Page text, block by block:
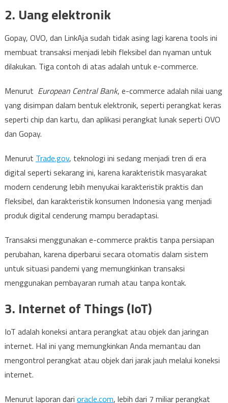
2. Uang elektronik
Gopay, OVO, dan LinkAja sudah tidak asing lagi karena tools ini
membuat transaksi menjadi lebih fleksibel dan nyaman untuk
dilakukan. Tiga contoh di atas adalah untuk e-commerce.
Menurut European Central Bank, e-commerce adalah nilai uang
yang disimpan dalam bentuk elektronik, seperti perangkat keras
seperti chip dan kartu, dan aplikasi perangkat lunak seperti OVO
dan Gopay.
Menurut Trade.gov, teknologi ini sedang menjadi tren di era
digital seperti sekarang ini, karena karakteristik masyarakat
modern cenderung lebih menyukai karakteristik praktis dan
fleksibel, dan karakteristik konsumen Indonesia yang menjadi
produk digital cenderung mampu beradaptasi.
Transaksi menggunakan e-commerce praktis tanpa persiapan
perubahan, karena diperbarui secara otomatis dalam sistem
untuk situasi pandemi yang memungkinkan transaksi
menggunakan pembayaran rumah atau tanpa kontak.
3. Internet of Things (IoT)
IoT adalah koneksi antara perangkat atau objek dan jaringan
internet. Hal ini yang memungkinkan Anda memantau dan
mengontrol perangkat atau objek dari jarak jauh melalui koneksi
internet.
Menurut laporan dari oracle.com, lebih dari 7 miliar perangkat